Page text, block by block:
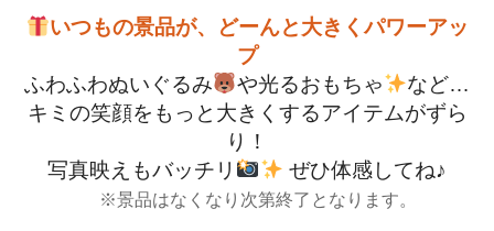
いつもの景品が、どーんと大きくパワーアッ
プ
ふわふわぬいぐるみ
や光るおもちゃ
など…
キミの笑顔をもっと大きくするアイテムがずら
り！
写真映えもバッチリ
ぜひ体感してね♪
※景品はなくなり次第終了となります。